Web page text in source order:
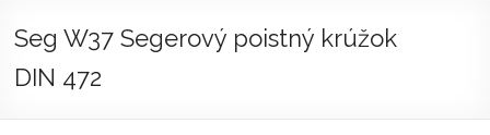
Seg W37 Segerový poistný krúžok
DIN 472